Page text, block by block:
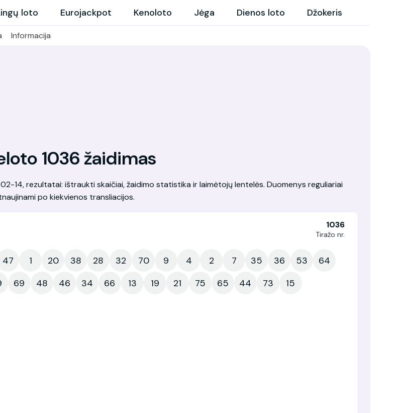
loto Eurojackpot Kenoloto Jėga Dienos loto Džokeris
Informacija
1036 žaidimas
14, rezultatai: ištraukti skaičiai, žaidimo statistika ir laimėtojų lentelės. Duomenys reguliariai
po kiekvienos transliacijos.
1036
Tiražo nr.
47 1 20 38 28 32 70 9 4 2 7 35 36 53
64
69 48 46 34 66 13 19 21 75 65 44 73 15